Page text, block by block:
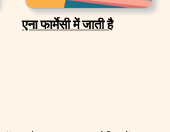
एना फार्मेसी में जाती है